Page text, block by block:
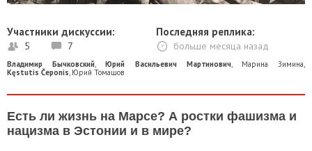
Участники дискуссии:
5 7
Последняя реплика:
больше месяца назад
Владимир Бычковский,Юрий Васильевич Мартинович, Марина Зимина,
Kęstutis Čeponis, Юрий Томашов
Есть ли жизнь на Марсе? А ростки фашизма и
нацизма в Эстонии и в мире?